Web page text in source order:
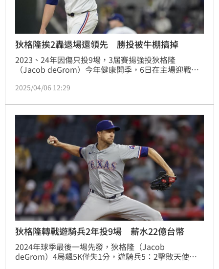
狄格隆挨2轟退場還領先 勝投被牛棚搞掉
2023、24年因傷只投9場，3屆賽揚強投狄格隆
（Jacob deGrom）今年健康開季，6日在主場迎戰光
最終先發5.2局掉了4分，無關勝負。
2025/04/06 12:29
狄格隆轉戰遊騎兵2年投9場 薪水22億台幣
2024年球季最後一場先發，狄格隆（Jacob
deGrom）4局飆5K僅失1分，遊騎兵5：2擊敗天使。